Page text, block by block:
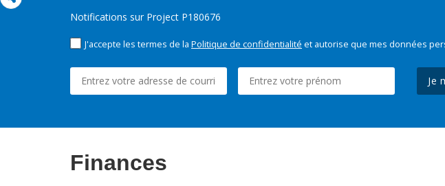
Notifications sur Project P180676
J'accepte les termes de la Politique de confidentialité et autorise que mes données
Je
Finances